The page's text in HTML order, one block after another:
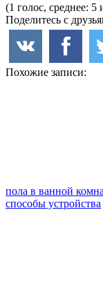
(1 голос, среднее: 5
Поделитесь с
Похожие записи:
пола в ванной
способы устройства